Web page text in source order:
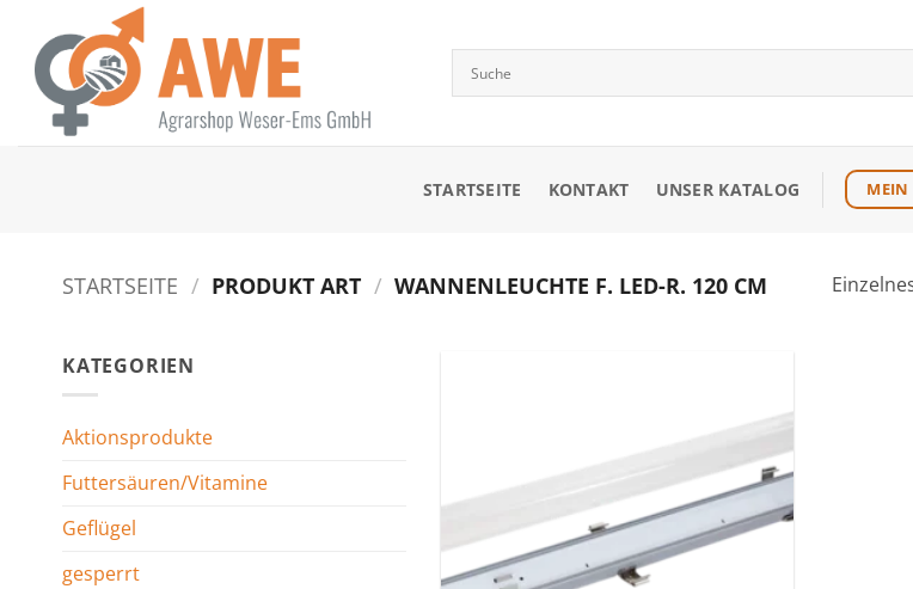
Inhalt
springen
STARTSEITE KONTAKT UNSER KATALOG
STARTSEITE / PRODUKT ART / WANNENLEUCHTE F. LED-R. 120 CM
KATEGORIEN
Aktionsprodukte
Futtersäuren/Vitamine
Geflügel
gesperrt
Favoriten